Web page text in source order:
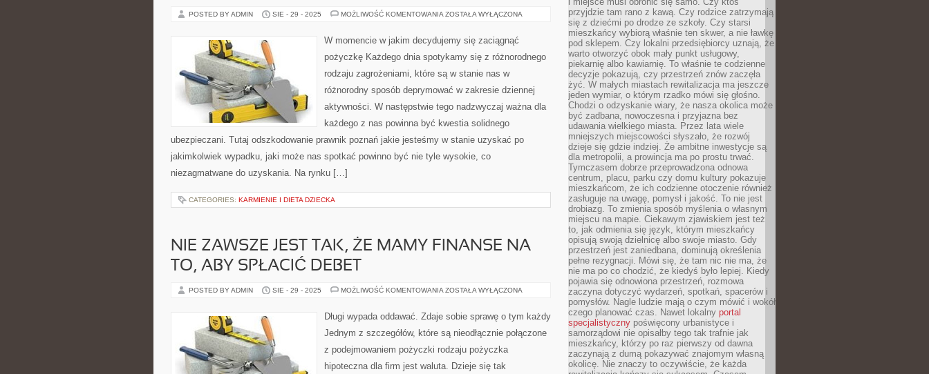
POSTED BY ADMIN SIE - 29 - 2025 MOŻLIWOŚĆ KOMENTOWANIA EGZYSTUJEMY
PEŁNYM
POGROŻEŃ,
SĄ
STANIE
SPOTKAĆ
CO
DZIEŃ
KAŻDEJ
WRĘCZ
KWESTII
ZOSTAŁA WYŁĄCZONA
W momencie w jakim decydujemy się zaciągnąć
pożyczkę Każdego dnia spotykamy się z różnorodnego
rodzaju zagrożeniami, które są w stanie nas w
różnorodny sposób deprymować w zakresie dziennej
aktywności. W następstwie tego nadzwyczaj ważna dla
każdego z nas powinna być kwestia solidnego
ubezpieczani. Tutaj odszkodowanie prawnik poznań jakie jesteśmy w stanie uzyskać po
jakimkolwiek wypadku, jaki może nas spotkać powinno być nie tyle wysokie, co
niezagmatwane do uzyskania. Na rynku […]
CATEGORIES: KARMIENIE I DIETA DZIECKA
NIE ZAWSZE JEST TAK, ŻE MAMY FINANSE NA
TO, ABY SPŁACIĆ DEBET
POSTED BY ADMIN SIE - 29 - 2025 MOŻLIWOŚĆ KOMENTOWANIA NIE
TAK,
ŻE
FINANSE
TO,
SPŁACIĆ
ZOSTAŁA WYŁĄCZONA
Długi wypada oddawać. Zdaje sobie sprawę o tym każdy
Jednym z szczegółów, które są nieodłącznie połączone
z podejmowaniem pożyczki rodzaju pożyczka
hipoteczna dla firm jest waluta. Dzieje się tak
przyjdzie tam rano z kawą. Czy rodzice zatrzymają
się z dziećmi po drodze ze szkoły. Czy starsi
mieszkańcy wybiorą właśnie ten skwer, a nie ławkę
pod sklepem. Czy lokalni przedsiębiorcy uznają, że
warto otworzyć obok mały punkt usługowy,
piekarnię albo kawiarnię. To właśnie te codzienne
decyzje pokazują, czy przestrzeń znów zaczęła
żyć. W małych miastach rewitalizacja ma jeszcze
jeden wymiar, o którym rzadko mówi się głośno.
Chodzi o odzyskanie wiary, że nasza okolica może
być zadbana, nowoczesna i przyjazna bez
udawania wielkiego miasta. Przez lata wiele
mniejszych miejscowości słyszało, że rozwój
dzieje się gdzie indziej. Że ambitne inwestycje są
dla metropolii, a prowincja ma po prostu trwać.
Tymczasem dobrze przeprowadzona odnowa
centrum, placu, parku czy domu kultury pokazuje
mieszkańcom, że ich codzienne otoczenie również
zasługuje na uwagę, pomysł i jakość. To nie jest
drobiazg. To zmienia sposób myślenia o własnym
miejscu na mapie. Ciekawym zjawiskiem jest też
to, jak odmienia się język, którym mieszkańcy
opisują swoją dzielnicę albo swoje miasto. Gdy
przestrzeń jest zaniedbana, dominują określenia
pełne rezygnacji. Mówi się, że tam nic nie ma, że
nie ma po co chodzić, że kiedyś było lepiej. Kiedy
pojawia się odnowiona przestrzeń, rozmowa
zaczyna dotyczyć wydarzeń, spotkań, spacerów i
pomysłów. Nagle ludzie mają o czym mówić i wokół
czego planować czas. Nawet lokalny portal
specjalistyczny poświęcony urbanistyce i
samorządowi nie opisałby tego tak trafnie jak
mieszkańcy, którzy po raz pierwszy od dawna
zaczynają z dumą pokazywać znajomym własną
okolicę. Nie znaczy to oczywiście, że każda